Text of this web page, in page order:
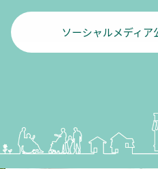
ソーシャルメディ